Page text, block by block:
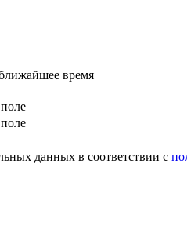
время
данных в соответствии с